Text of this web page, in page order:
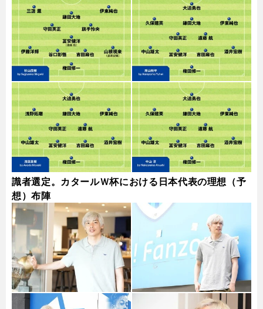
識者選定。カタールＷ杯における日本代表の理想（予
想）布陣